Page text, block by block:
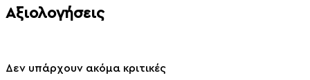
Αξιολογήσεις
Δεν υπάρχουν ακόμα κριτικές